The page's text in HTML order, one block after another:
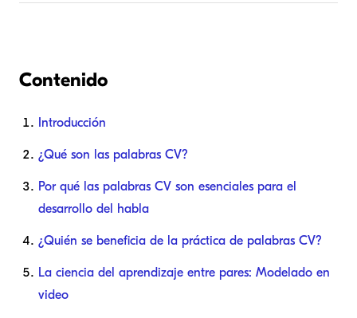
Contenido
Introducción
¿Qué son las palabras CV?
Por qué las palabras CV son esenciales para el
desarrollo del habla
¿Quién se beneficia de la práctica de palabras CV?
La ciencia del aprendizaje entre pares: Modelado en
video